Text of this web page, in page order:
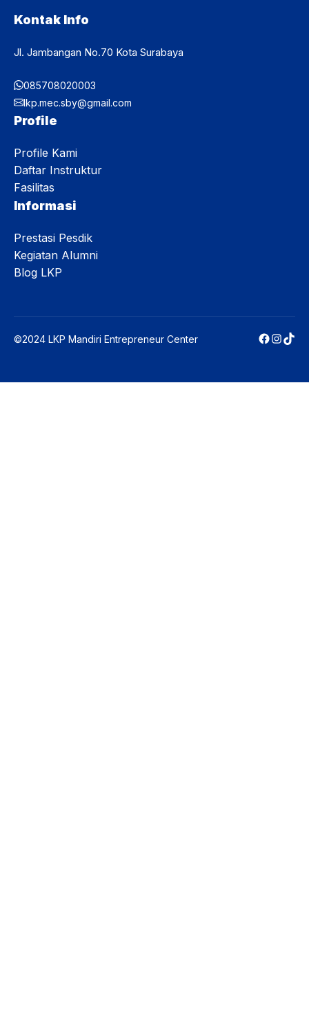
Kontak Info
Jl. Jambangan No.70 Kota Surabaya
085708020003
lkp.mec.sby@gmail.com
Profile
Profile Kami
Daftar Instruktur
Fasilitas
Informasi
Prestasi Pesdik
Kegiatan Alumni
Blog LKP
©2024 LKP Mandiri Entrepreneur Center